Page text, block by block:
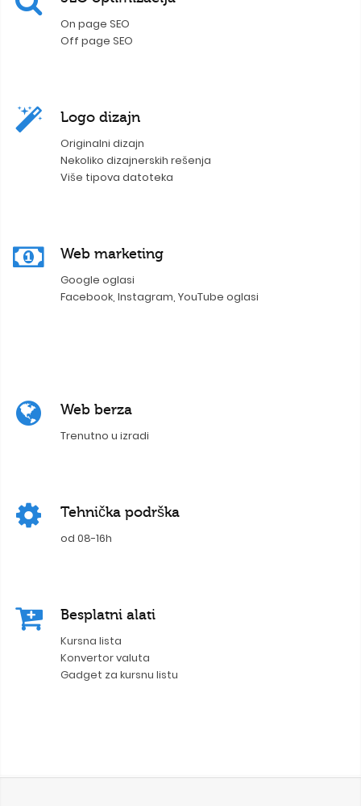
On page SEO
Off page SEO
Logo dizajn
Originalni dizajn
Nekoliko dizajnerskih rešenja
Više tipova datoteka
Web marketing
Google oglasi
Facebook, Instagram, YouTube oglasi
Web berza
Trenutno u izradi
Tehnička podrška
od 08-16h
Besplatni alati
Kursna lista
Konvertor valuta
Gadget za kursnu listu